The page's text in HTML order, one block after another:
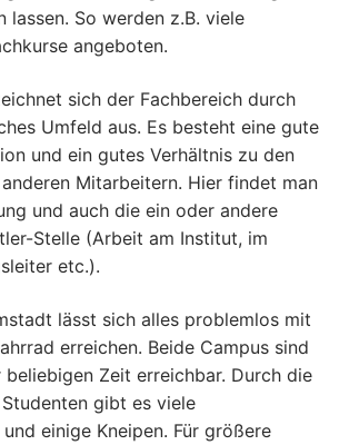
lassen. So werden z.B. viele
angeboten.
sich der Fachbereich durch
Umfeld aus. Es besteht eine gute
und ein gutes Verhältnis zu den
Mitarbeitern. Hier findet man
und auch die ein oder andere
Stelle (Arbeit am Institut, im
etc.).
lässt sich alles problemlos mit
erreichen. Beide Campus sind
Zeit erreichbar. Durch die
gibt es viele
einige Kneipen. Für größere